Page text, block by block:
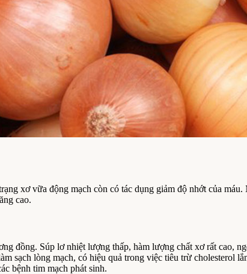
xơ vữa động mạch còn có tác dụng giảm độ nhớt của
cao.
đồng. Súp lơ nhiệt lượng thấp, hàm lượng chất xơ rất cao,
sạch lòng mạch, có hiệu quả trong việc tiêu trừ cholesterol
bệnh tim mạch phát sinh.